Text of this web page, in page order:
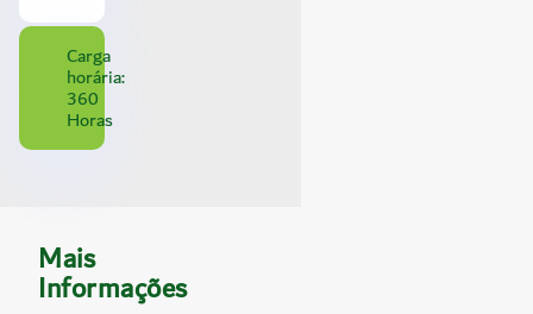
Carga
horária:
360
Horas
Mais
Informações